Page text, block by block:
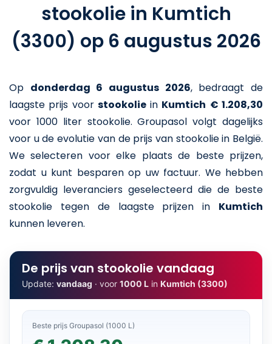
stookolie in Kumtich
(3300) op 6 augustus 2026
Op donderdag 6 augustus 2026, bedraagt de
laagste prijs voor stookoliein Kumtich € 1.208,30
voor 1000 liter stookolie. Groupasol volgt dagelijks
voor u de evolutie van de prijs van stookolie in België.
We selecteren voor elke plaats de beste prijzen,
zodat u kunt besparen op uw factuur. We hebben
zorgvuldig leveranciers geselecteerd die de beste
stookolie tegen de laagste prijzen in Kumtich
kunnen leveren.
De prijs van stookolie vandaag
Update: vandaag · voor 1000 L in Kumtich (3300)
Beste prijs Groupasol (1000 L)